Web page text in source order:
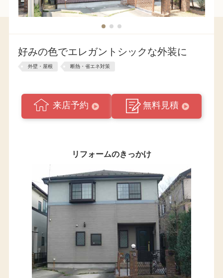
好みの色でエレガントシックな外装に
外壁・屋根 断熱・省エネ対策
来店予約 無料見積
リフォームのきっかけ